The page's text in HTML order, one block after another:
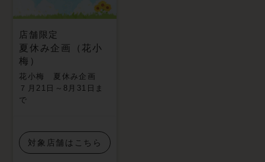
店舗限定
夏休み企画（花小
梅）
花小梅 夏休み企画
７月21日～8月31日ま
で
対象店舗はこちら